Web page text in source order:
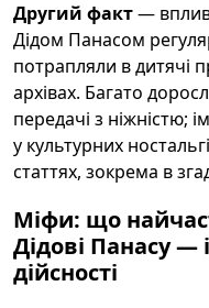
Другий факт— вплив
Дідом Панасом
потрапляли в дитячі
архівах. Багато
передачі з ніжністю;
у культурних
статтях, зокрема в
Міфи: що
Дідові Панасу —
дійсності